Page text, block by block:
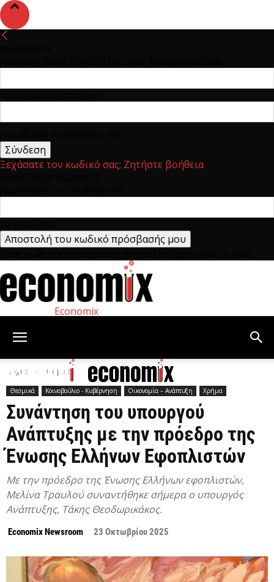
Ξεχάσατε τον κωδικό σας; Ζητήστε βοήθεια
Economix
Αρχική Θεσμικά
Θεσμικά Κοινοβούλιο - Κυβέρνηση Οικονομία – Ανάπτυξη Χρήμα
Συνάντηση του υπουργού
Ανάπτυξης με την πρόεδρο της
Ένωσης Ελλήνων Εφοπλιστών
Με την πρόεδρο της Ένωσης Ελλήνων εφοπλιστών,
Μελίνα Τραυλού συναντήθηκε σήμερα ο υπουργός
Ανάπτυξης, Τάκης Θεοδωρικάκος.
Economix Newsroom 23 Οκτωβρίου 2025